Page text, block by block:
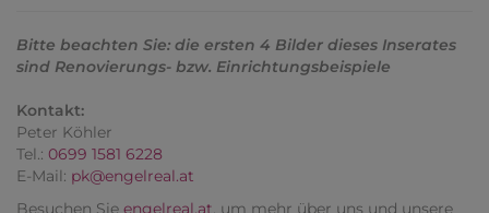
Bitte beachten Sie: die ersten 4 Bilder dieses Inserates
sind Renovierungs- bzw. Einrichtungsbeispiele
Kontakt:
Peter Köhler
Tel.: 0699 1581 6228
E-Mail: pk@engelreal.at
Besuchen Sie engelreal.at, um mehr über uns und unsere